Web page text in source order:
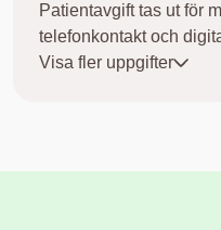
Patientavgift tas ut för
telefonkontakt och
på 1177.se/
Visa fler uppgifter